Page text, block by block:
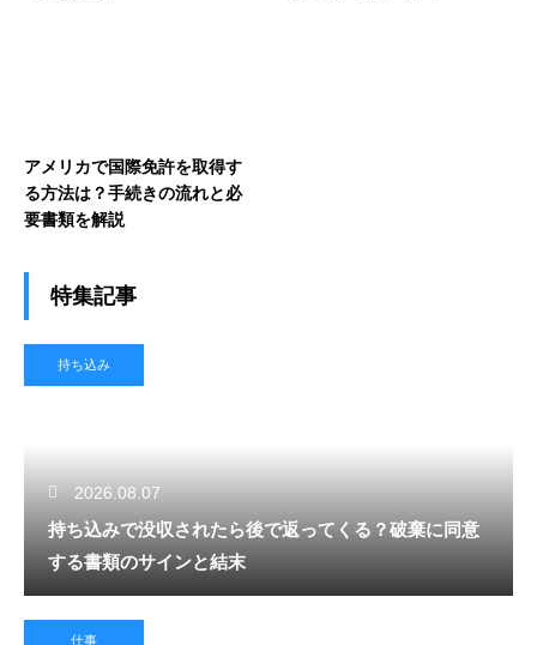
アメリカで国際免許を取得す
る方法は？手続きの流れと必
要書類を解説
特集記事
持ち込み
2026.08.07
持ち込みで没収されたら後で返ってくる？破棄に同意
する書類のサインと結末
仕事